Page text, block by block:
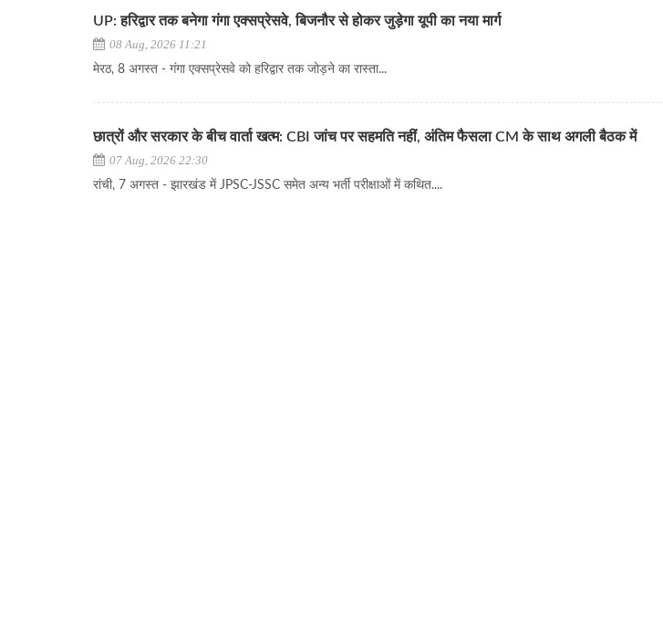
UP: हरिद्वार तक बनेगा गंगा एक्सप्रेसवे, बिजनौर से होकर जुड़ेगा यूपी का नया मार्ग
08 Aug, 2026 11:21
मेरठ, 8 अगस्त - गंगा एक्सप्रेसवे को हरिद्वार तक जोड़ने का रास्ता...
छात्रों और सरकार के बीच वार्ता खत्म: CBI जांच पर सहमति नहीं, अंतिम फैसला CM के साथ अगली बैठक में
07 Aug, 2026 22:30
रांची, 7 अगस्त - झारखंड में JPSC-JSSC समेत अन्य भर्ती परीक्षाओं में कथित....